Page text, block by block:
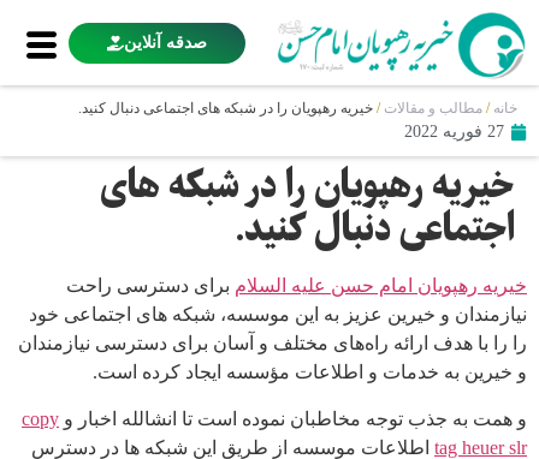
صدقه آنلاین
خانه / مطالب و مقالات / خیریه رهپویان را در شبکه های اجتماعی دنبال کنید.
27 فوریه 2022
خیریه رهپویان را در شبکه های
اجتماعی دنبال کنید.
خیریه رهپویان امام حسن علیه السلام برای دسترسی راحت
نیازمندان و خیرین عزیز به این موسسه، شبکه های اجتماعی خود
را را با هدف ارائه راه‌های مختلف و آسان برای دسترسی نیازمندان
و خیرین به خدمات و اطلاعات مؤسسه ایجاد کرده است.
و همت به جذب توجه مخاطبان نموده است تا انشالله اخبار و copy
tag heuer slr اطلاعات موسسه از طریق این شبکه ها در دسترس